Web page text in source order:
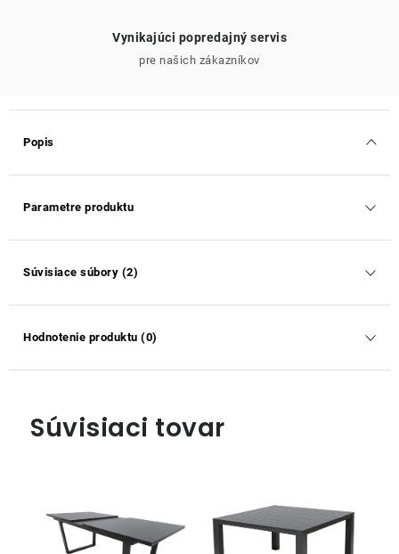
Vynikajúci popredajný servis
pre našich zákazníkov
Popis
Parametre produktu
Súvisiace súbory (2)
Hodnotenie produktu (0)
Súvisiaci tovar